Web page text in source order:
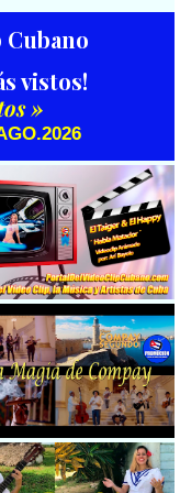
vistos!
»
Taiger & El Happy ||
Matador¨ || Videoclip
|| Director: Arí Bayolo
Urbana Cubana ||
CUBA